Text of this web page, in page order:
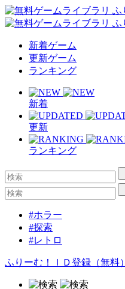
新着ゲーム
更新ゲーム
ランキング
新着
更新
ランキング
#ホラー
#探索
#レトロ
ふりーむ！ＩＤ登録（無料）